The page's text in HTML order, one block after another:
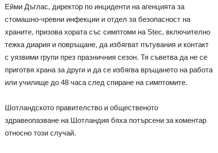
Ейми Дъглас, директор по инциденти на агенцията за
стомашно-чревни инфекции и отдел за безопасност на
храните, призова хората със симптоми на Stec, включително
тежка диария и повръщане, да избягват пътувания и контакт
с уязвими групи през празничния сезон. Тя съветва да не се
приготвя храна за други и да се избягва връщането на работа
или училище до 48 часа след спиране на симптомите.
Шотландското правителство и общественото
здравеопазване на Шотландия бяха потърсени за коментар
относно този случай.